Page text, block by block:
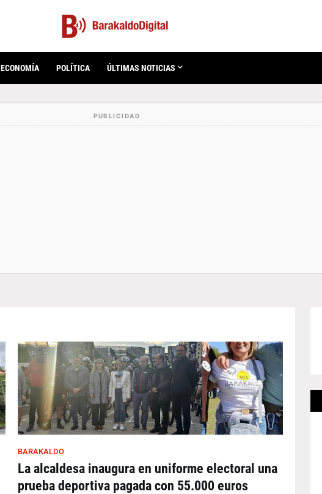
ECONOMÍA POLÍTICA ÚLTIMAS NOTICIAS
BARAKALDO
La alcaldesa inaugura en uniforme electoral una
prueba deportiva pagada con 55.000 euros